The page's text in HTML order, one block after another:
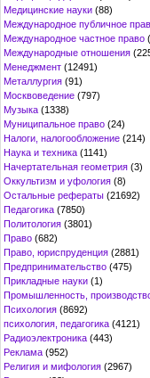
Медицинские науки (88)
Международное публичное
Международное частное право
Международные отношения
Менеджмент (12491)
Металлургия (91)
Москвоведение (797)
Музыка (1338)
Муниципальное право (24)
Налоги, налогообложение (214)
Наука и техника (1141)
Начертательная геометрия (3)
Оккультизм и уфология (8)
Остальные рефераты (21692)
Педагогика (7850)
Политология (3801)
Право (682)
Право, юриспруденция (2881)
Предпринимательство (475)
Прикладные науки (1)
Промышленность,
Психология (8692)
психология, педагогика (4121)
Радиоэлектроника (443)
Реклама (952)
Религия и мифология (2967)